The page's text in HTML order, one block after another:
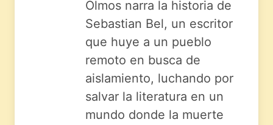
Olmos narra la historia de
Sebastian Bel, un escritor
que huye a un pueblo
remoto en busca de
aislamiento, luchando por
salvar la literatura en un
mundo donde la muerte